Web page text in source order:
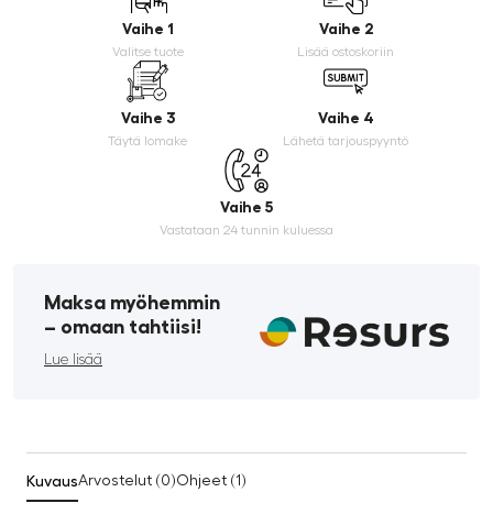
Vaihe 1
Valitse tuote
Vaihe 2
Lisää ostoskoriin
Vaihe 3
Täytä lomake
Vaihe 4
Lähetä tarjouspyyntö
Vaihe 5
Vastataan 24 tunnin kuluessa
Maksa myöhemmin
­– omaan tahtiisi!
Lue lisää
KuvausArvostelut (0)Ohjeet (1)